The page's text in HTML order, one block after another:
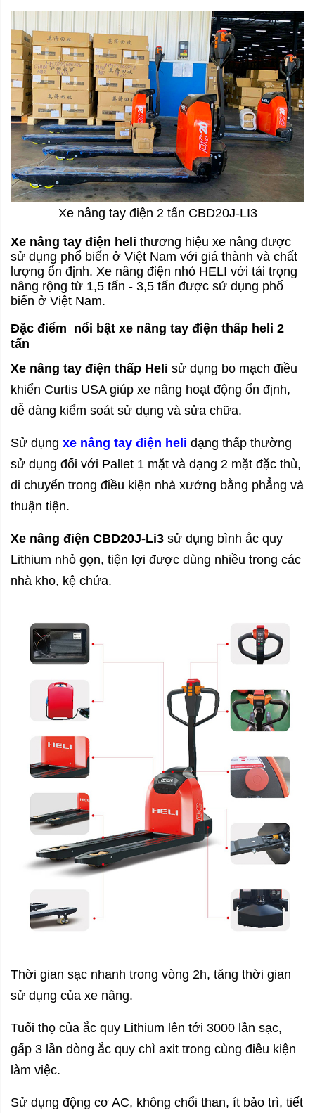
Xe nâng tay điện 2 tấn CBD20J-LI3
Xe nâng tay điện heli thương hiệu xe nâng được
sử dụng phổ biến ở Việt Nam với giá thành và chất
lượng ổn định. Xe nâng điện nhỏ HELI với tải trọng
nâng rộng từ 1,5 tấn - 3,5 tấn được sử dụng phổ
biển ở Việt Nam.
Đặc điểm nổi bật xe nâng tay điện thấp heli 2
tấn
Xe nâng tay điện thấp Heli sử dụng bo mạch điều
khiển Curtis USA giúp xe nâng hoạt động ổn định,
dễ dàng kiểm soát sử dụng và sửa chữa.
Sử dụng xe nâng tay điện heli dạng thấp thường
sử dụng đối với Pallet 1 mặt và dạng 2 mặt đặc thù,
di chuyển trong điều kiện nhà xưởng bằng phẳng và
thuận tiện.
Xe nâng điện CBD20J-Li3 sử dụng bình ắc quy
Lithium nhỏ gọn, tiện lợi được dùng nhiều trong các
nhà kho, kệ chứa.
Thời gian sạc nhanh trong vòng 2h, tăng thời gian
sử dụng của xe nâng.
Tuổi thọ của ắc quy Lithium lên tới 3000 lần sạc,
gấp 3 lần dòng ắc quy chì axit trong cùng điều kiện
làm việc.
Sử dụng động cơ AC, không chổi than, ít bảo trì, tiết